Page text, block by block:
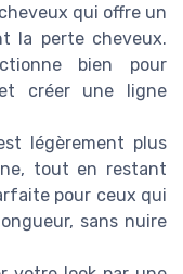
qui offre un
la perte cheveux.
bien pour
créer une ligne
légèrement plus
tout en restant
pour ceux qui
sans nuire